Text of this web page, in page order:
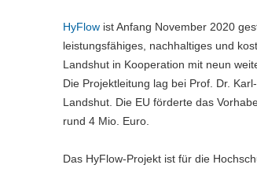
HyFlow ist Anfang November 2020
leistungsfähiges, nachhaltiges und
Landshut in Kooperation mit neun
Die Projektleitung lag bei Prof. Dr.
Landshut. Die EU förderte das
rund 4 Mio. Euro.
Das HyFlow-Projekt ist für die